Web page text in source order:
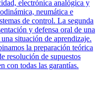
electrónica analógica y
neumática e
de control. La segunda
y defensa oral de una
situación de aprendizaje.
la preparación teórica
resolución de supuestos
con todas las garantías.